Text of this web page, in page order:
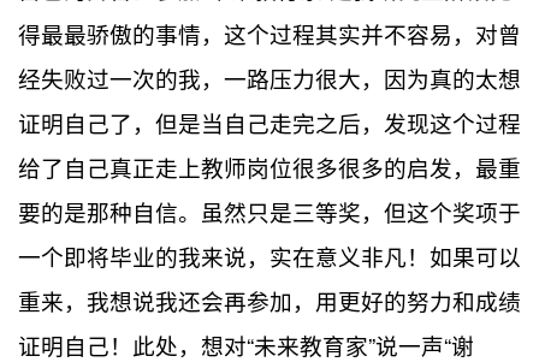
得最最骄傲的事情，这个过程其实并不容易，对曾
经失败过一次的我，一路压力很大，因为真的太想
证明自己了，但是当自己走完之后，发现这个过程
给了自己真正走上教师岗位很多很多的启发，最重
要的是那种自信。虽然只是三等奖，但这个奖项于
一个即将毕业的我来说，实在意义非凡！如果可以
重来，我想说我还会再参加，用更好的努力和成绩
证明自己！此处，想对“未来教育家”说一声“谢